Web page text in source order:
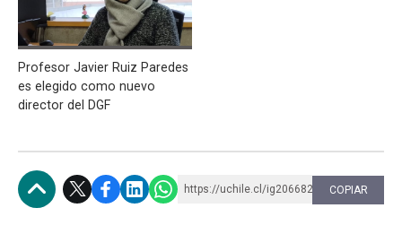
Profesor Javier Ruiz Paredes
es elegido como nuevo
director del DGF
https://uchile.cl/ig206682 COPIAR